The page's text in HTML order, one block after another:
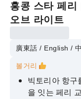
홍콩 스타 페리
오브 라이트
廣東話 / English /
볼거리
빅토리아 항구
을 잇는 페리